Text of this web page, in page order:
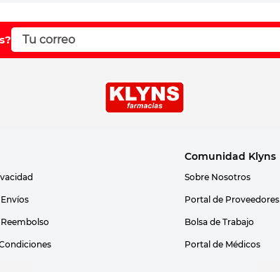
Comunidad Klyns
Sobre Nosotros
Portal de Proveedores
Bolsa de Trabajo
Portal de Médicos